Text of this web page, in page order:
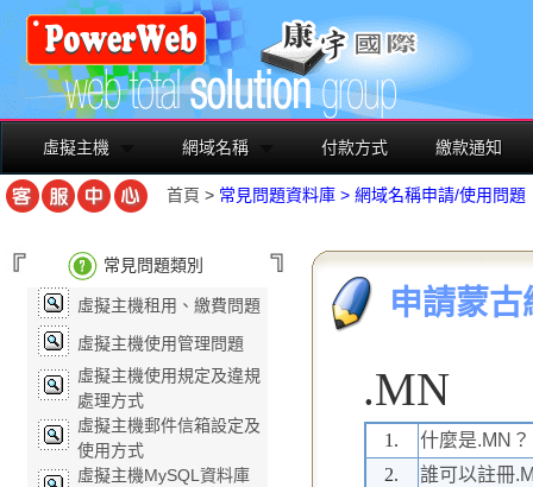
虛擬主機 網域名稱 付款方式 繳款通知
首頁 > 常見問題資料庫 > 網域名稱申請/使用問題
常見問題類別
虛擬主機租用、繳費問題
虛擬主機使用管理問題
虛擬主機使用規定及違規
處理方式
虛擬主機郵件信箱設定及
使用方式
虛擬主機MySQL資料庫
申請蒙
.MN
1.
什麼是.MN？
2.
誰可以註冊